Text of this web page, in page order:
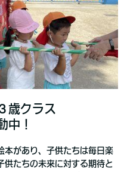
歳クラス
中！
本があり、子供たちは毎日楽
供たちの未来に対する期待と